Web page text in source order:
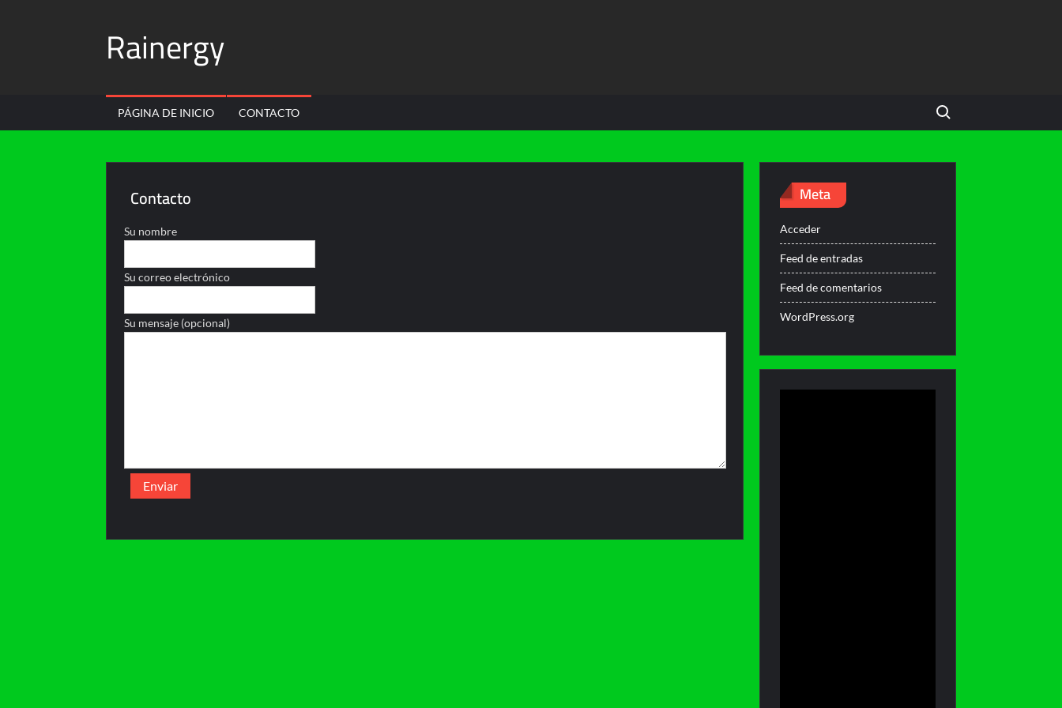
Rainergy
PÁGINA DE INICIO CONTACTO
Search for:
Contacto
Su nombre
Su correo electrónico
Su mensaje (opcional)
Meta
Acceder
Feed de entradas
Feed de comentarios
WordPress.org